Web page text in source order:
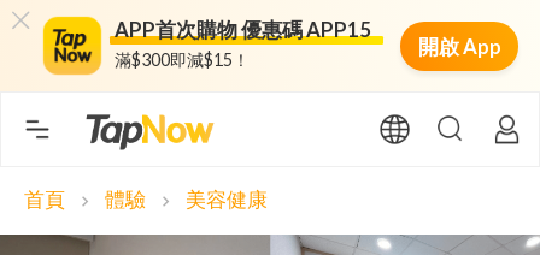
APP首次購物 優惠碼 APP15
滿$300即減$15！
開啟 App
首頁 chevron_right 體驗 chevron_right 美容健康